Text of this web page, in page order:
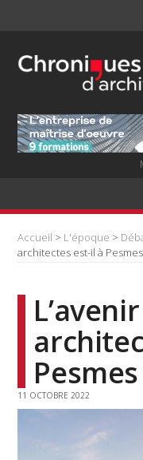
Accueil > L'époque >
architectes est-il à
Pesmes
11 OCTOBRE 2022